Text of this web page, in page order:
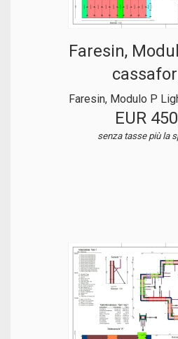
Faresin,
Faresin, Modulo P
EUR
senza tasse più la